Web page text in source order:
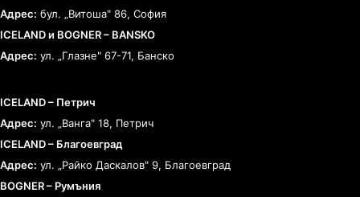
Адрес: бул. „Витоша" 86, София
ICELAND и BOGNER – BANSKO
Адрес: ул. „Глазне" 67-71, Банско
ICELAND – Петрич
Адрес: ул. „Ванга" 18, Петрич
ICELAND – Благоевград
Адрес: ул. „Райко Даскалов" 9, Благоевград
BOGNER – Румъния